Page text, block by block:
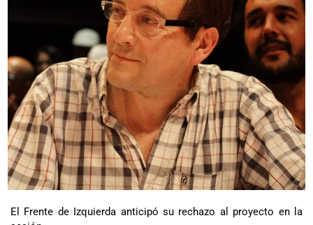
El Frente de Izquierda anticipó su rechazo al proyecto en la